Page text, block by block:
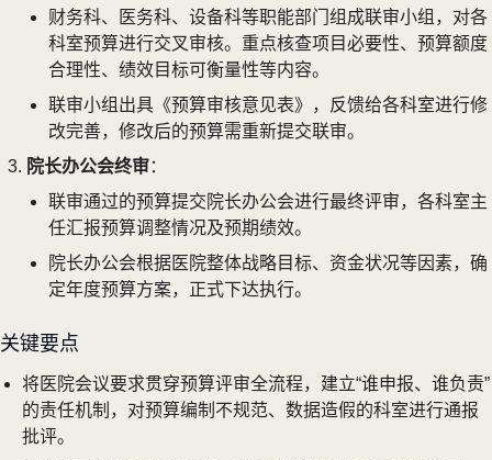
财务科、医务科、设备科等职能部门组成联审小组，对各
科室预算进行交叉审核。重点核查项目必要性、预算额度
合理性、绩效目标可衡量性等内容。
联审小组出具《预算审核意见表》，反馈给各科室进行修
改完善，修改后的预算需重新提交联审。
院长办公会终审：
联审通过的预算提交院长办公会进行最终评审，各科室主
任汇报预算调整情况及预期绩效。
院长办公会根据医院整体战略目标、资金状况等因素，确
定年度预算方案，正式下达执行。
关键要点
将医院会议要求贯穿预算评审全流程，建立“谁申报、谁负责”
的责任机制，对预算编制不规范、数据造假的科室进行通报
批评。